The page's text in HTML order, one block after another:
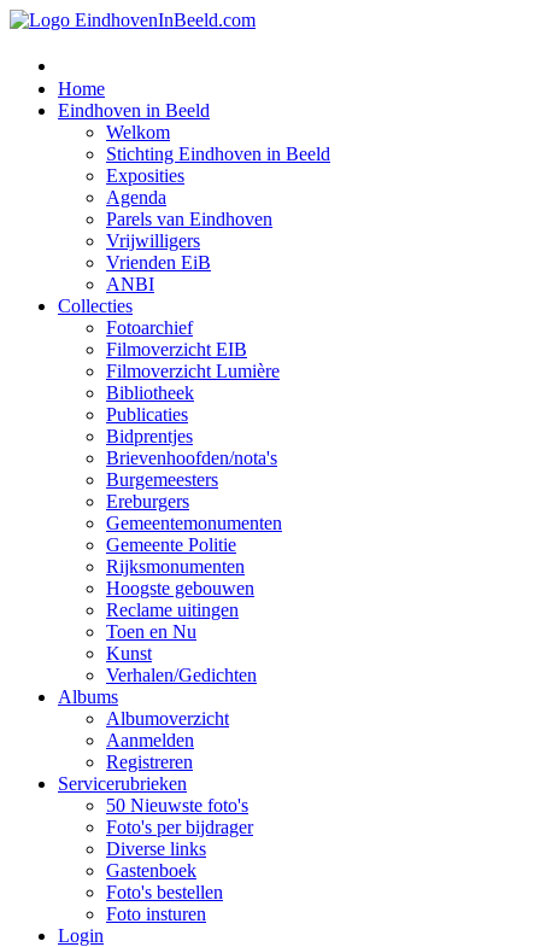
Home
Eindhoven in Beeld
Welkom
Stichting Eindhoven in Beeld
Exposities
Agenda
Parels van Eindhoven
Vrijwilligers
Vrienden EiB
ANBI
Collecties
Fotoarchief
Filmoverzicht EIB
Filmoverzicht Lumière
Bibliotheek
Publicaties
Bidprentjes
Brievenhoofden/nota's
Burgemeesters
Ereburgers
Gemeentemonumenten
Gemeente Politie
Rijksmonumenten
Hoogste gebouwen
Reclame uitingen
Toen en Nu
Kunst
Verhalen/Gedichten
Albums
Albumoverzicht
Aanmelden
Registreren
Servicerubrieken
50 Nieuwste foto's
Foto's per bijdrager
Diverse links
Gastenboek
Foto's bestellen
Foto insturen
Login